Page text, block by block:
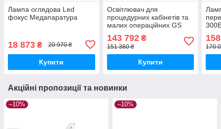
Лампа оглядова Led
фокус Медапаратура
18 873 ₴ 20 970 ₴
Купити
Освітлювач для
процедурних кабінетів та
малих операційних GS
Welch Allyn
Медаппаратура
143 792₴
151 360 ₴
Купити
170
Акційні пропозиції та новинки
–10% –10%